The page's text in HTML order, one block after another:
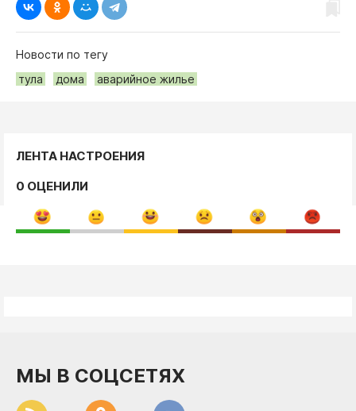
Новости по тегу
тула
дома аварийное жилье
ЛЕНТА НАСТРОЕНИЯ
0 ОЦЕНИЛИ
МЫ В СОЦСЕТЯХ